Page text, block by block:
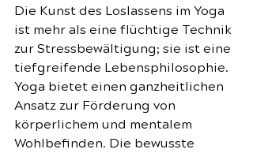
Die Kunst des Loslassens im Yoga
ist mehr als eine flüchtige Technik
zur Stressbewältigung; sie ist eine
tiefgreifende Lebensphilosophie.
Yoga bietet einen ganzheitlichen
Ansatz zur Förderung von
körperlichem und mentalem
Wohlbefinden. Die bewusste